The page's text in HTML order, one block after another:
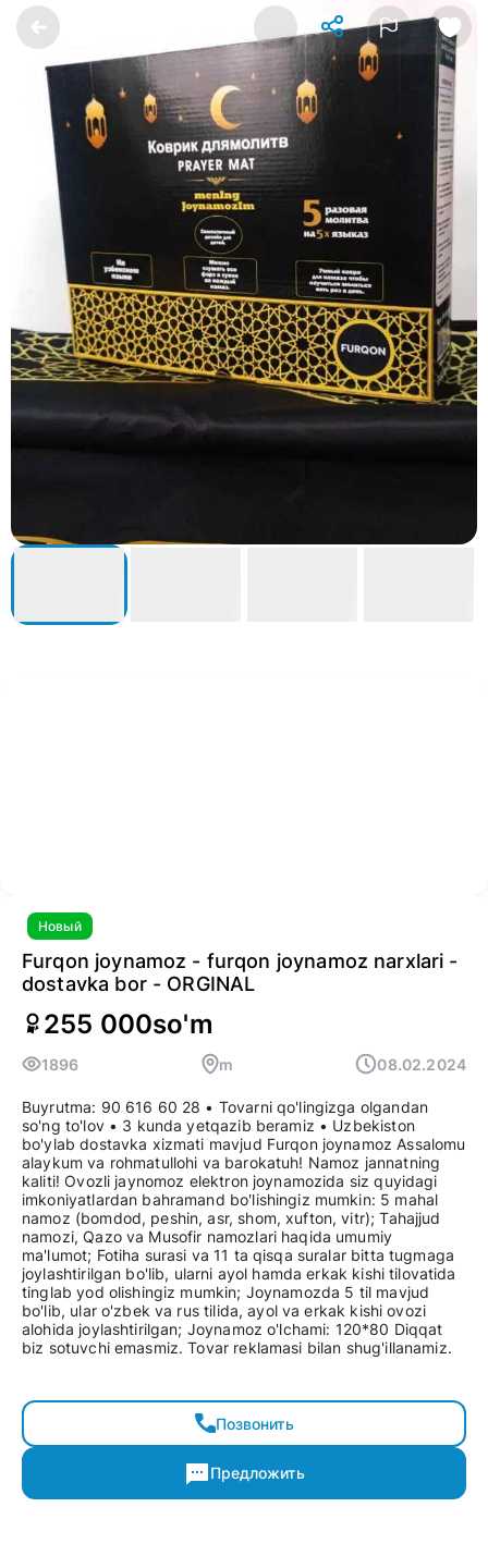
Новый
Furqon joynamoz - furqon joynamoz narxlari -
dostavka bor - ORGINAL
255 000so'm
1896 m 08.02.2024
Buyrutma: 90 616 60 28 • Tovarni qo'lingizga olgandan
so'ng to'lov • 3 kunda yetqazib beramiz • Uzbekiston
bo'ylab dostavka xizmati mavjud Furqon joynamoz Assalomu
alaykum va rohmatullohi va barokatuh! Namoz jannatning
kaliti! Ovozli jaynomoz elektron joynamozida siz quyidagi
imkoniyatlardan bahramand bo'lishingiz mumkin: 5 mahal
namoz (bomdod, peshin, asr, shom, xufton, vitr); Tahajjud
namozi, Qazo va Musofir namozlari haqida umumiy
ma'lumot; Fotiha surasi va 11 ta qisqa suralar bitta tugmaga
joylashtirilgan bo'lib, ularni ayol hamda erkak kishi tilovatida
tinglab yod olishingiz mumkin; Joynamozda 5 til mavjud
bo'lib, ular o'zbek va rus tilida, ayol va erkak kishi ovozi
alohida joylashtirilgan; Joynamoz o'lchami: 120*80 Diqqat
biz sotuvchi emasmiz. Tovar reklamasi bilan shug'illanamiz.
Позвонить
Предложить